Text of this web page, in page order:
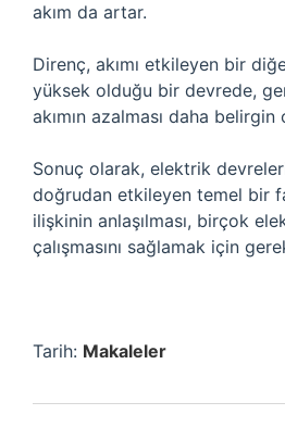
akım da artar.
Direnç, akımı etkileyen bir
yüksek olduğu bir devrede,
akımın azalması daha belirgin
Sonuç olarak, elektrik
doğrudan etkileyen temel bir
ilişkinin anlaşılması, birçok
çalışmasını sağlamak için
Tarih: Makaleler